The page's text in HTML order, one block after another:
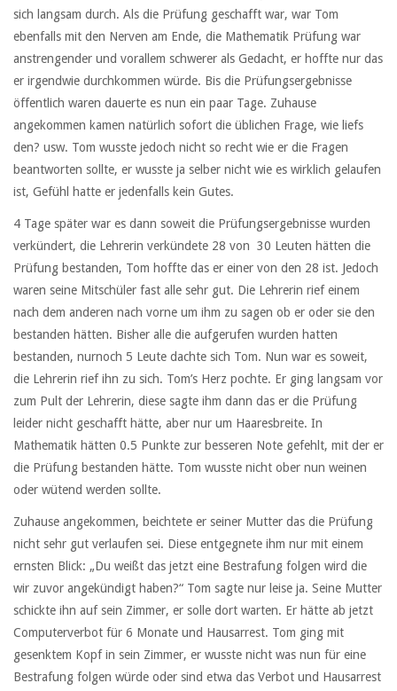
sich langsam durch. Als die Prüfung geschafft war, war Tom
ebenfalls mit den Nerven am Ende, die Mathematik Prüfung war
anstrengender und vorallem schwerer als Gedacht, er hoffte nur das
er irgendwie durchkommen würde. Bis die Prüfungsergebnisse
öffentlich waren dauerte es nun ein paar Tage. Zuhause
angekommen kamen natürlich sofort die üblichen Frage, wie liefs
den? usw. Tom wusste jedoch nicht so recht wie er die Fragen
beantworten sollte, er wusste ja selber nicht wie es wirklich gelaufen
ist, Gefühl hatte er jedenfalls kein Gutes.
4 Tage später war es dann soweit die Prüfungsergebnisse wurden
verkündert, die Lehrerin verkündete 28 von 30 Leuten hätten die
Prüfung bestanden, Tom hoffte das er einer von den 28 ist. Jedoch
waren seine Mitschüler fast alle sehr gut. Die Lehrerin rief einem
nach dem anderen nach vorne um ihm zu sagen ob er oder sie den
bestanden hätten. Bisher alle die aufgerufen wurden hatten
bestanden, nurnoch 5 Leute dachte sich Tom. Nun war es soweit,
die Lehrerin rief ihn zu sich. Tom’s Herz pochte. Er ging langsam vor
zum Pult der Lehrerin, diese sagte ihm dann das er die Prüfung
leider nicht geschafft hätte, aber nur um Haaresbreite. In
Mathematik hätten 0.5 Punkte zur besseren Note gefehlt, mit der er
die Prüfung bestanden hätte. Tom wusste nicht ober nun weinen
oder wütend werden sollte.
Zuhause angekommen, beichtete er seiner Mutter das die Prüfung
nicht sehr gut verlaufen sei. Diese entgegnete ihm nur mit einem
ernsten Blick: „Du weißt das jetzt eine Bestrafung folgen wird die
wir zuvor angekündigt haben?“ Tom sagte nur leise ja. Seine Mutter
schickte ihn auf sein Zimmer, er solle dort warten. Er hätte ab jetzt
Computerverbot für 6 Monate und Hausarrest. Tom ging mit
gesenktem Kopf in sein Zimmer, er wusste nicht was nun für eine
Bestrafung folgen würde oder sind etwa das Verbot und Hausarrest